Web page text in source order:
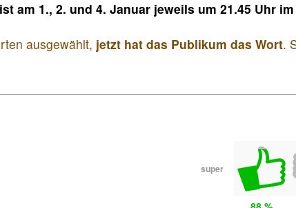
ist am 1., 2. und 4. Januar jeweils um 21.45 Uhr
ausgewählt, jetzt hat das Publikum das Wort.
super